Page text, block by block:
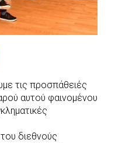
τις προσπάθειές
αυτού φαινομένου
διεθνούς